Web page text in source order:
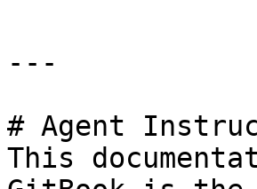
---
# Agent
This